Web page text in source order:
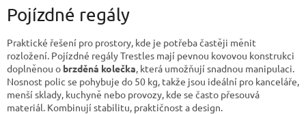
Pojízdné regály
Praktické řešení pro prostory, kde je potřeba častěji měnit
rozložení. Pojízdné regály Trestles mají pevnou kovovou konstrukci
doplněnou o brzděná kolečka, která umožňují snadnou manipulaci.
Nosnost polic se pohybuje do 50 kg, takže jsou ideální pro kanceláře,
menší sklady, kuchyně nebo provozy, kde se často přesouvá
materiál. Kombinují stabilitu, praktičnost a design.